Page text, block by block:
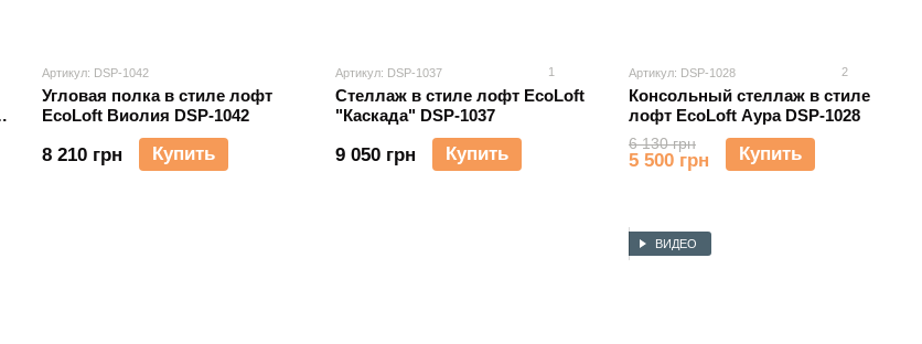
Артикул: DSP-1042
Угловая полка в стиле лофт
EcoLoft Виолия DSP-1042
8 210 грн Купить
Артикул: DSP-1037 1
Стеллаж в стиле лофт EcoLoft
"Каскада" DSP-1037
9 050 грн Купить
Артикул: DSP-1028 2
Консольный стеллаж в стиле
лофт EcoLoft Аура DSP-1028
6 130 грн
5 500 грн Купить
ВИДЕО